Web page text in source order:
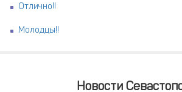
Отлично!!
Молодцы!!
Новости